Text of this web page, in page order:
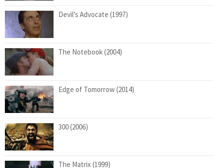
Devil’s Advocate (1997)
The Notebook (2004)
Edge of Tomorrow (2014)
300 (2006)
The Matrix (1999)